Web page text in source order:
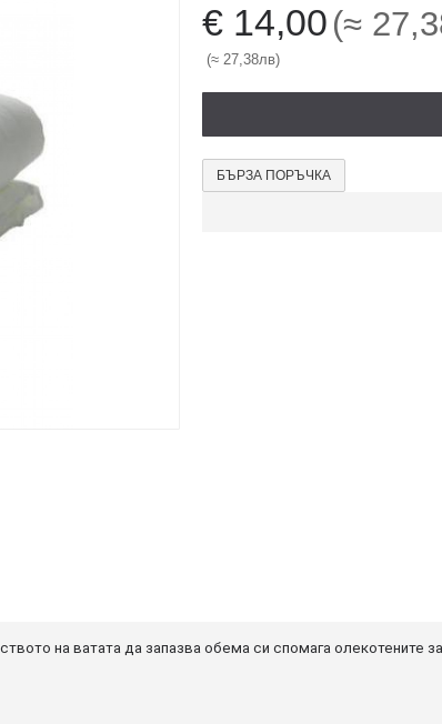
€ 14,00 (≈
(≈ 27,38лв)
БЪРЗА ПОРЪЧКА
на ватата да запазва обема си спомага олекотените